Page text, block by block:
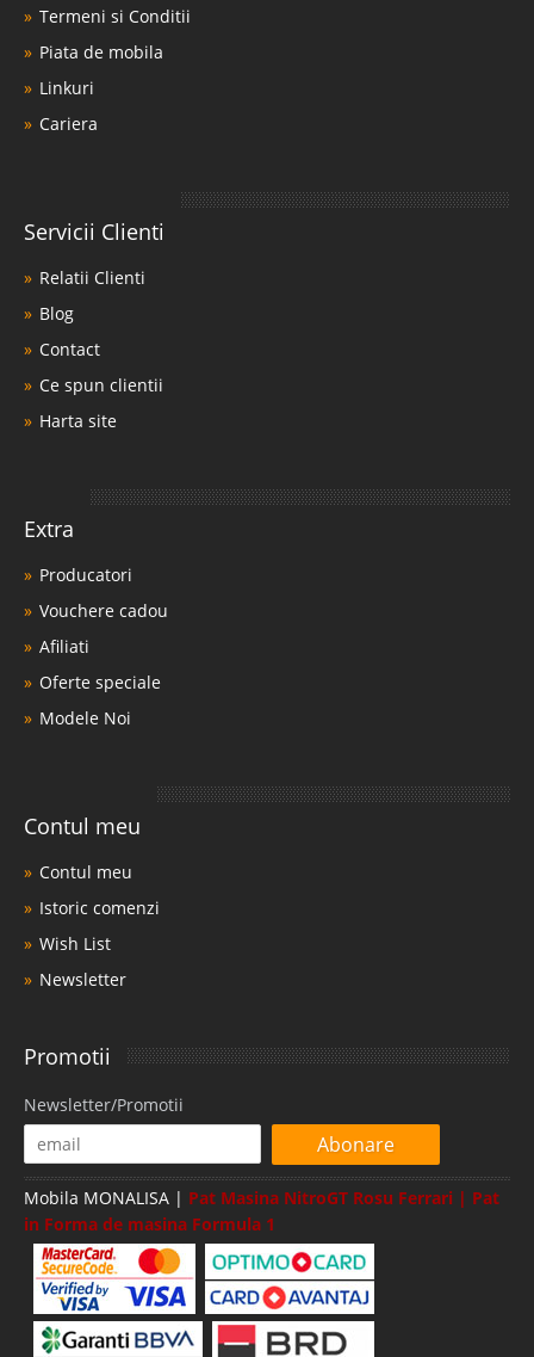
Termeni si Conditii
Piata de mobila
Linkuri
Cariera
Servicii Clienti
Relatii Clienti
Blog
Contact
Ce spun clientii
Harta site
Extra
Producatori
Vouchere cadou
Afiliati
Oferte speciale
Modele Noi
Contul meu
Contul meu
Istoric comenzi
Wish List
Newsletter
Promotii
Newsletter/Promotii
Abonare
Mobila MONALISA | Pat Masina NitroGT Rosu Ferrari | Pat
in Forma de masina Formula 1